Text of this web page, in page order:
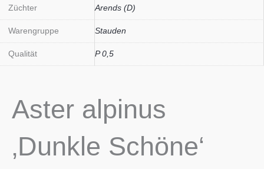
Züchter Arends (D)
Warengruppe Stauden
Qualität P 0,5
Aster alpinus
‚Dunkle Schöne‘